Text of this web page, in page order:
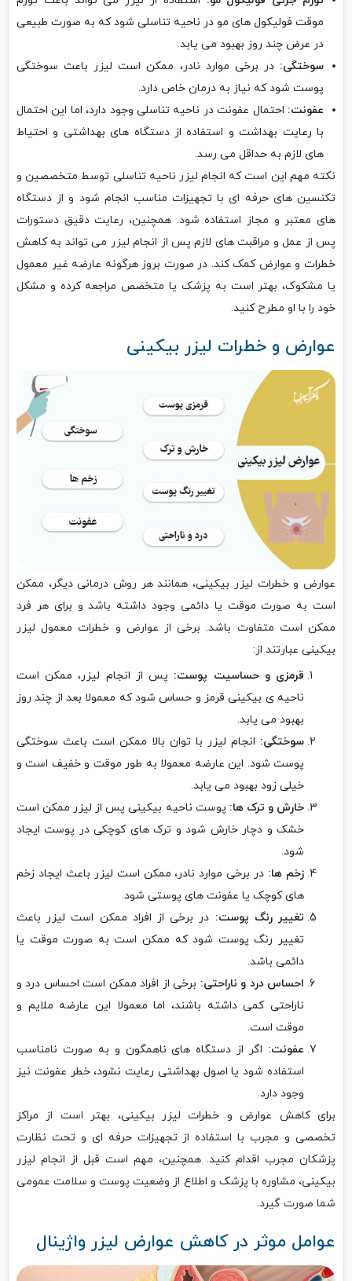
موقت فولیکول های مو در ناحیه تناسلی شود که به صورت طبیعی
در عرض چند روز بهبود می یابد.
سوختگی: در برخی موارد نادر، ممکن است لیزر باعث سوختگی
پوست شود که نیاز به درمان خاص دارد.
عفونت: احتمال عفونت در ناحیه تناسلی وجود دارد، اما این احتمال
با رعایت بهداشت و استفاده از دستگاه های بهداشتی و احتیاط
های لازم به حداقل می رسد.
نکته مهم این است که انجام لیزر ناحیه تناسلی توسط متخصصین و
تکنسین های حرفه ای با تجهیزات مناسب انجام شود و از دستگاه
های معتبر و مجاز استفاده شود. همچنین، رعایت دقیق دستورات
پس از عمل و مراقبت های لازم پس از انجام لیزر می تواند به کاهش
خطرات و عوارض کمک کند. در صورت بروز هرگونه عارضه غیر معمول
یا مشکوک، بهتر است به پزشک یا متخصص مراجعه کرده و مشکل
خود را با او مطرح کنید.
عوارض و خطرات لیزر بیکینی
عوارض و خطرات لیزر بیکینی، همانند هر روش درمانی دیگر، ممکن
است به صورت موقت یا دائمی وجود داشته باشد و برای هر فرد
ممکن است متفاوت باشد. برخی از عوارض و خطرات معمول لیزر
بیکینی عبارتند از:
قرمزی و حساسیت پوست: پس از انجام لیزر، ممکن است
ناحیه ی بیکینی قرمز و حساس شود که معمولا بعد از چند روز
بهبود می یابد.
سوختگی: انجام لیزر با توان بالا ممکن است باعث سوختگی
پوست شود. این عارضه معمولا به طور موقت و خفیف است و
خیلی زود بهبود می یابد.
خارش و ترک ها: پوست ناحیه بیکینی پس از لیزر ممکن است
خشک و دچار خارش شود و ترک های کوچکی در پوست ایجاد
شود.
زخم ها: در برخی موارد نادر، ممکن است لیزر باعث ایجاد زخم
های کوچک یا عفونت های پوستی شود.
تغییر رنگ پوست: در برخی از افراد ممکن است لیزر باعث
تغییر رنگ پوست شود که ممکن است به صورت موقت یا
دائمی باشد.
احساس درد و ناراحتی: برخی از افراد ممکن است احساس درد و
ناراحتی کمی داشته باشند، اما معمولا این عارضه ملایم و
موقت است.
عفونت: اگر از دستگاه های ناهمگون و به صورت نامناسب
استفاده شود یا اصول بهداشتی رعایت نشود، خطر عفونت نیز
وجود دارد.
برای کاهش عوارض و خطرات لیزر بیکینی، بهتر است از مراکز
تخصصی و مجرب با استفاده از تجهیزات حرفه ای و تحت نظارت
پزشکان مجرب اقدام کنید. همچنین، مهم است قبل از انجام لیزر
بیکینی، مشاوره با پزشک و اطلاع از وضعیت پوست و سلامت عمومی
شما صورت گیرد.
عوامل موثر در کاهش عوارض لیزر واژینال